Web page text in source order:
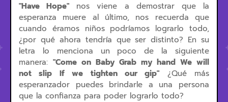
"Have Hope" nos viene a demostrar que la
esperanza muere al último, nos recuerda que
cuando éramos niños podríamos lograrlo todo,
¿por qué ahora tendría que ser distinto? En su
letra lo menciona un poco de la siguiente
manera: "Come on Baby Grab my hand We will
notslip Ifwe tighten our gip" ¿Qué más
esperanzador puedes brindarle a una persona
que la confianza para poder lograrlo todo?